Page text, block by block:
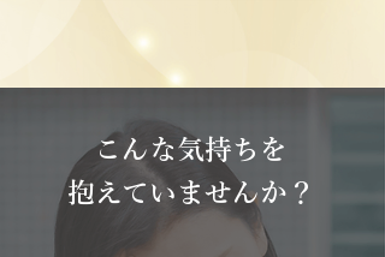
​こんな気持ちを
抱えていませんか？